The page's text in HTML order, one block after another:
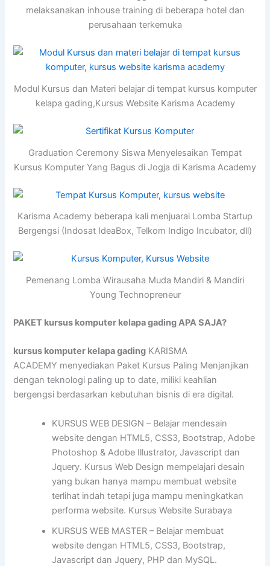
melaksanakan inhouse training di beberapa hotel dan
perusahaan terkemuka
Modul Kursus dan Materi belajar di tempat kursus komputer
kelapa gading,Kursus Website Karisma Academy
Graduation Ceremony Siswa Menyelesaikan Tempat
Kursus Komputer Yang Bagus di Jogja di Karisma Academy
Karisma Academy beberapa kali menjuarai Lomba Startup
Bergengsi (Indosat IdeaBox, Telkom Indigo Incubator, dll)
Pemenang Lomba Wirausaha Muda Mandiri & Mandiri
Young Technopreneur
PAKET kursus komputer kelapa gading APA SAJA?
kursus komputer kelapa gading KARISMA
ACADEMY menyediakan Paket Kursus Paling Menjanjikan
dengan teknologi paling up to date, miliki keahlian
bergengsi berdasarkan kebutuhan bisnis di era digital.
KURSUS WEB DESIGN – Belajar mendesain
website dengan HTML5, CSS3, Bootstrap, Adobe
Photoshop & Adobe Illustrator, Javascript dan
Jquery. Kursus Web Design mempelajari desain
yang bukan hanya mampu membuat website
terlihat indah tetapi juga mampu meningkatkan
performa website. Kursus Website Surabaya
KURSUS WEB MASTER – Belajar membuat
website dengan HTML5, CSS3, Bootstrap,
Javascript dan Jquery, PHP dan MySQL.